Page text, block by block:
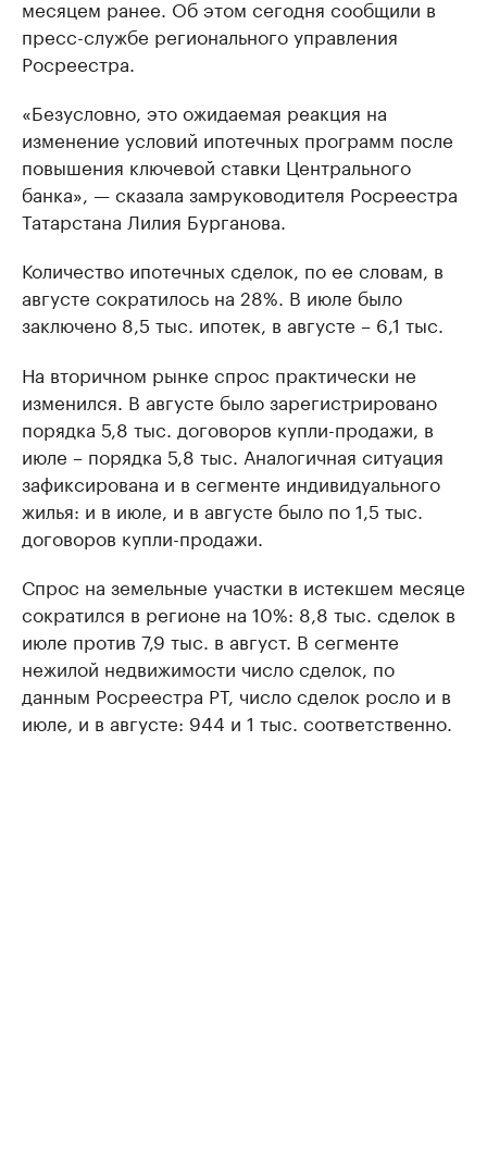
месяцем ранее. Об этом сегодня сообщили в
пресс-службе регионального управления
Росреестра.
«Безусловно, это ожидаемая реакция на
изменение условий ипотечных программ после
повышения ключевой ставки Центрального
банка», — сказала замруководителя Росреестра
Татарстана Лилия Бурганова.
Количество ипотечных сделок, по ее словам, в
августе сократилось на 28%. В июле было
заключено 8,5 тыс. ипотек, в августе – 6,1 тыс.
На вторичном рынке спрос практически не
изменился. В августе было зарегистрировано
порядка 5,8 тыс. договоров купли-продажи, в
июле – порядка 5,8 тыс. Аналогичная ситуация
зафиксирована и в сегменте индивидуального
жилья: и в июле, и в августе было по 1,5 тыс.
договоров купли-продажи.
Спрос на земельные участки в истекшем месяце
сократился в регионе на 10%: 8,8 тыс. сделок в
июле против 7,9 тыс. в август. В сегменте
нежилой недвижимости число сделок, по
данным Росреестра РТ, число сделок росло и в
июле, и в августе: 944 и 1 тыс. соответственно.